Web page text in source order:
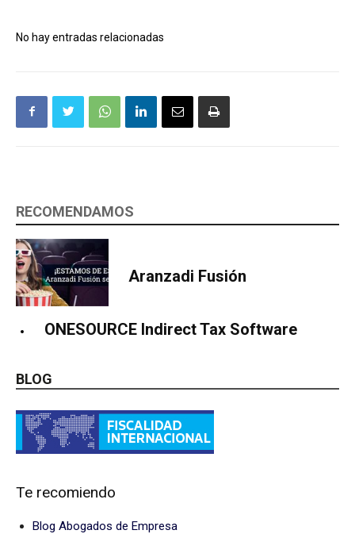
No hay entradas relacionadas
RECOMENDAMOS
Aranzadi Fusión
ONESOURCE Indirect Tax Software
BLOG
Te recomiendo
Blog Abogados de Empresa